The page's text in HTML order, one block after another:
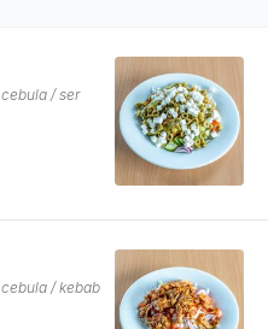
/ ser
/ kebab